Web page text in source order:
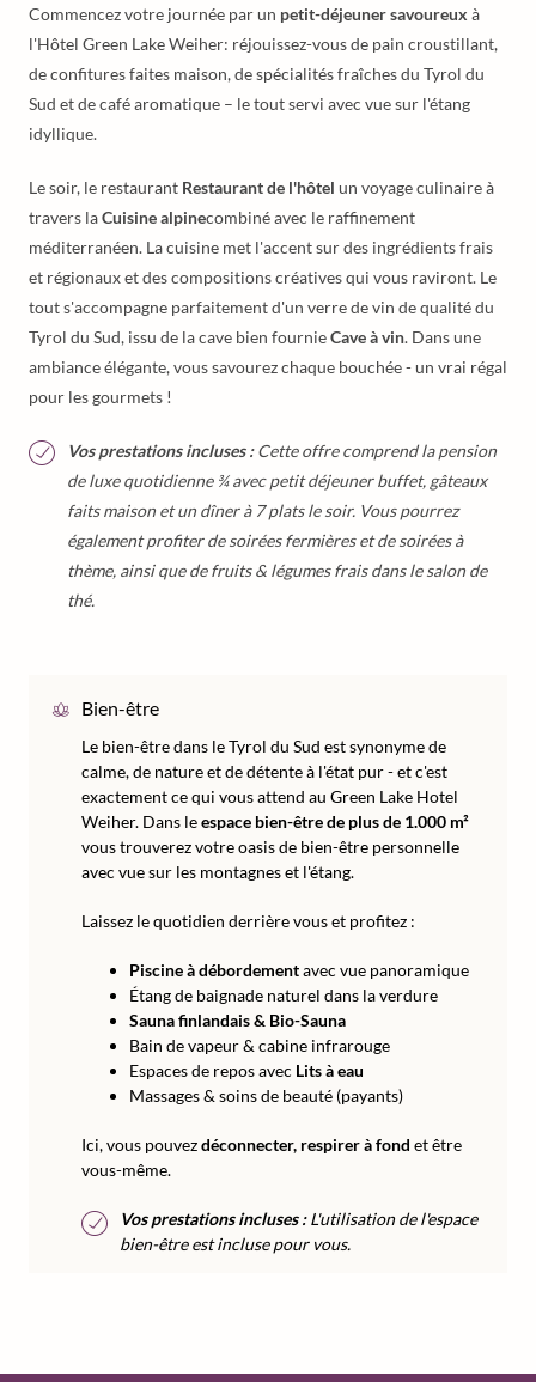
Commencez votre journée par un petit-déjeuner savoureux à
l'Hôtel Green Lake Weiher: réjouissez-vous de pain croustillant,
de confitures faites maison, de spécialités fraîches du Tyrol du
Sud et de café aromatique – le tout servi avec vue sur l'étang
idyllique.
Le soir, le restaurant Restaurant de l'hôtel un voyage culinaire à
travers laCuisine alpinecombiné avec le raffinement
méditerranéen. La cuisine met l'accent sur des ingrédients frais
et régionaux et des compositions créatives qui vous raviront. Le
tout s'accompagne parfaitement d'un verre de vin de qualité du
Tyrol du Sud, issu de la cave bien fournieCave à vin. Dans une
ambiance élégante, vous savourez chaque bouchée - un vrai régal
pour les gourmets !
Vos prestations incluses :Cette offre comprend la pension
de luxe quotidienne ¾ avec petit déjeuner buffet, gâteaux
faits maison et un dîner à 7 plats le soir. Vous pourrez
également profiter de soirées fermières et de soirées à
thème, ainsi que de fruits & légumes frais dans le salon de
thé.
Bien-être
Le bien-être dans le Tyrol du Sud est synonyme de
calme, de nature et de détente à l'état pur - et c'est
exactement ce qui vous attend au Green Lake Hotel
Weiher. Dans leespace bien-être de plus de 1.000 m²
vous trouverez votre oasis de bien-être personnelle
avec vue sur les montagnes et l'étang.
Laissez le quotidien derrière vous et profitez :
Piscine à débordementavec vue panoramique
Étang de baignade naturel dans la verdure
Sauna finlandais & Bio-Sauna
Bain de vapeur & cabine infrarouge
Espaces de repos avec Lits à eau
Massages & soins de beauté (payants)
Ici, vous pouvezdéconnecter, respirer à fond et être
vous-même.
Vos prestations incluses :L'utilisation de l'espace
bien-être est incluse pour vous.